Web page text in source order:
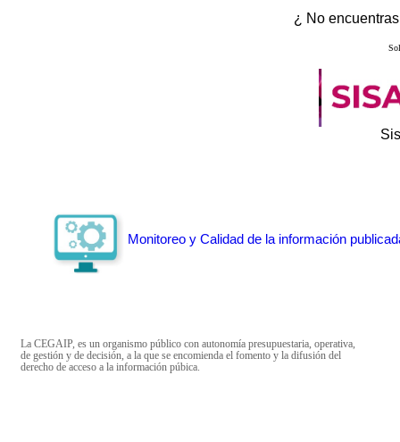
¿ No
Monitoreo y Calidad de la información
La CEGAIP, es un organismo público con autonomía presupuestaria, operativa,
de gestión y de decisión, a la que se encomienda el fomento y la difusión del
derecho de acceso a la información púbica.